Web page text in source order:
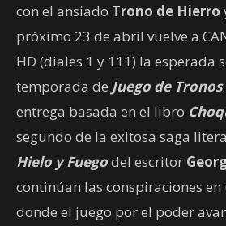
con el ansiado Trono de Hierro
próximo 23 de abril vuelve a
HD (diales 1 y 111) la esperada
temporada de Juego de Tronos
entrega basada en el libro
segundo de la exitosa saga
Hielo y Fuegodel escritor
continúan las conspiraciones
donde el juego por el poder